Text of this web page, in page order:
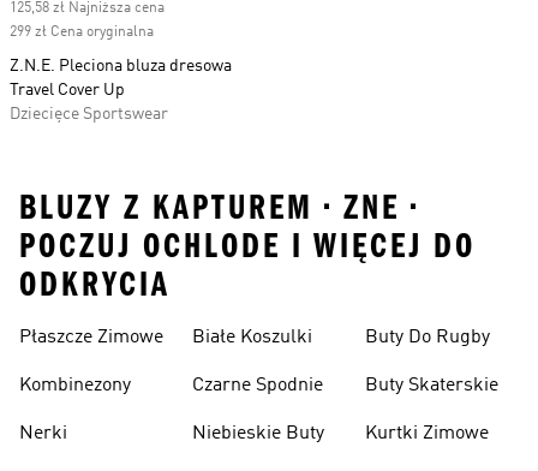
125,58 zł Najniższa cena
299 zł Cena oryginalna
Z.N.E. Pleciona bluza dresowa
Travel Cover Up
Dziecięce Sportswear
BLUZY Z KAPTUREM • ZNE •
POCZUJ OCHLODE I WIĘCEJ DO
ODKRYCIA
Płaszcze Zimowe
Kombinezony
Nerki
Białe Koszulki
Czarne Spodnie
Niebieskie Buty
Buty Do Rugby
Buty Skaterskie
Kurtki Zimowe